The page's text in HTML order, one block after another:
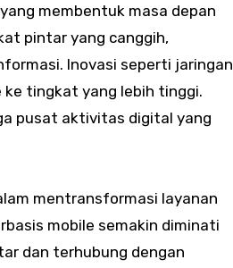
membentuk masa depan
pintar yang canggih,
Inovasi seperti jaringan
ke tingkat yang lebih tinggi.
pusat aktivitas digital yang
mentransformasi layanan
mobile semakin diminati
dan terhubung dengan